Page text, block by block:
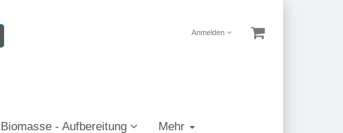
Anmelden
Biomasse - Aufbereitung Mehr